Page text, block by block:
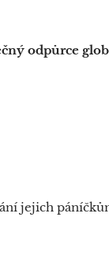
odpůrce
jejich